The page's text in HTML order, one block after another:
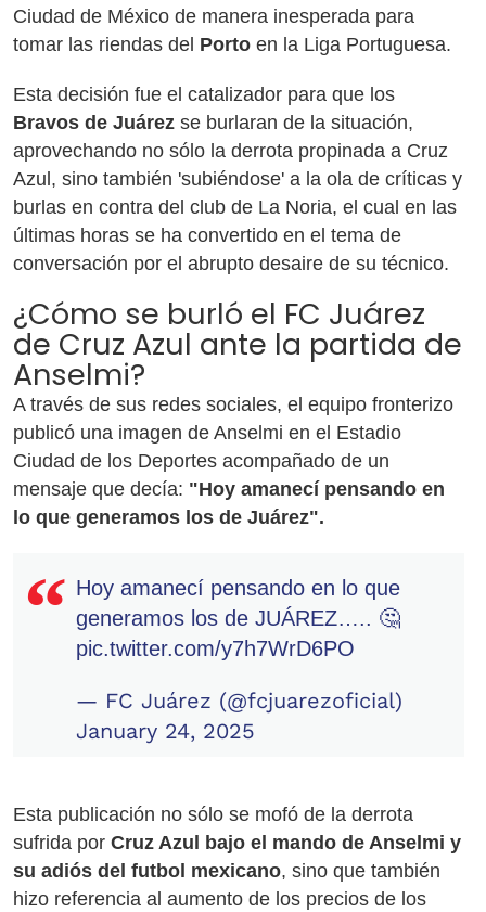
Ciudad de México de manera inesperada para
tomar las riendas del Porto en la Liga Portuguesa.
Esta decisión fue el catalizador para que los
Bravos de Juárez se burlaran de la situación,
aprovechando no sólo la derrota propinada a Cruz
Azul, sino también 'subiéndose' a la ola de críticas y
burlas en contra del club de La Noria, el cual en las
últimas horas se ha convertido en el tema de
conversación por el abrupto desaire de su técnico.
¿Cómo se burló el FC Juárez
de Cruz Azul ante la partida de
Anselmi?
A través de sus redes sociales, el equipo fronterizo
publicó una imagen de Anselmi en el Estadio
Ciudad de los Deportes acompañado de un
mensaje que decía: "Hoy amanecí pensando en
lo que generamos los de Juárez".
Hoy amanecí pensando en lo que
generamos los de JUÁREZ….. 🤔
pic.twitter.com/y7h7WrD6PO
— FC Juárez (@fcjuarezoficial)
January 24, 2025
Esta publicación no sólo se mofó de la derrota
sufrida por Cruz Azul bajo el mando de Anselmi y
su adiós del futbol mexicano, sino que también
hizo referencia al aumento de los precios de los